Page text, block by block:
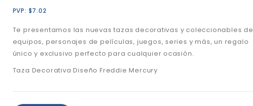
PVP: $7.02
Te presentamos las nuevas tazas decorativas y coleccionables de
equipos, personajes de películas, juegos, series y más, un regalo
único y exclusivo perfecto para cualquier ocasión.
Taza Decorativa Diseño Freddie Mercury